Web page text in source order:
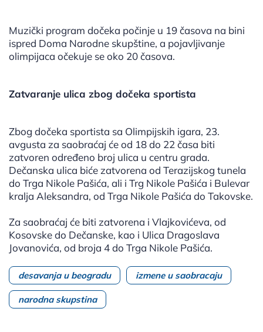
Muzički program dočeka počinje u 19 časova na bini
ispred Doma Narodne skupštine, a pojavljivanje
olimpijaca očekuje se oko 20 časova.
Zatvaranje ulica zbog dočeka sportista
Zbog dočeka sportista sa Olimpijskih igara, 23.
avgusta za saobraćaj će od 18 do 22 časa biti
zatvoren određeno broj ulica u centru grada.
Dečanska ulica biće zatvorena od Terazijskog tunela
do Trga Nikole Pašića, ali i Trg Nikole Pašića i Bulevar
kralja Aleksandra, od Trga Nikole Pašića do Takovske.
Za saobraćaj će biti zatvorena i Vlajkovićeva, od
Kosovske do Dečanske, kao i Ulica Dragoslava
Jovanovića, od broja 4 do Trga Nikole Pašića.
desavanja u beogradu izmene u saobracaju
narodna skupstina